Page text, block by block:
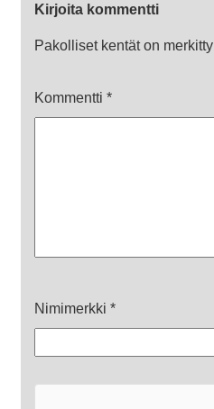
Kirjoita kommentti
Pakolliset kentät on merkitty
Kommentti *
Nimimerkki *